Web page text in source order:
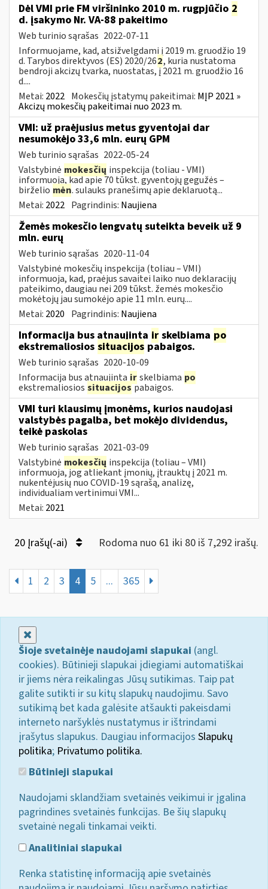
Dėl VMI prie FM viršininko 2010 m. rugpjūčio 2
d. įsakymo Nr. VA-88 pakeitimo
Web turinio sąrašas 2022-07-11
Informuojame, kad, atsižvelgdami į 2019 m. gruodžio 19
d. Tarybos direktyvos (ES) 2020/262, kuria nustatoma
bendroji akcizų tvarka, nuostatas, į 2021 m. gruodžio 16
d....
Metai: 2022 Mokesčių įstatymų pakeitimai: MĮP 2021 »
Akcizų mokesčių pakeitimai nuo 2023 m.
VMI: už praėjusius metus gyventojai dar
nesumokėjo 33,6 mln. eurų GPM
Web turinio sąrašas 2022-05-24
Valstybinė mokesčių inspekcija (toliau - VMI)
informuoja, kad apie 70 tūkst. gyventojų gegužės –
birželio mėn. sulauks pranešimų apie deklaruotą...
Metai: 2022 Pagrindinis: Naujiena
Žemės mokesčio lengvatų suteikta beveik už 9
mln. eurų
Web turinio sąrašas 2020-11-04
Valstybinė mokesčių inspekcija (toliau – VMI)
informuoja, kad, praėjus savaitei laiko nuo deklaracijų
pateikimo, daugiau nei 209 tūkst. žemės mokesčio
mokėtojų jau sumokėjo apie 11 mln. eurų....
Metai: 2020 Pagrindinis: Naujiena
Informacija bus atnaujinta ir skelbiama po
ekstremaliosios situacijos pabaigos.
Web turinio sąrašas 2020-10-09
Informacija bus atnaujinta irskelbiama po
ekstremaliosios situacijospabaigos.
VMI turi klausimų įmonėms, kurios naudojasi
valstybės pagalba, bet mokėjo dividendus,
teikė paskolas
Web turinio sąrašas 2021-03-09
Valstybinė mokesčių inspekcija (toliau – VMI)
informuoja, jog atliekant įmonių, įtrauktų į 2021 m.
nukentėjusių nuo COVID-19 sąrašą, analizę,
individualiam vertinimui VMI...
Metai: 2021
20 Įrašų(-ai) Rodoma nuo 61 iki 80 iš 7,292 irašų.
1 2 3 4 5 ... 365
Šioje svetainėje naudojami slapukai (angl.
cookies). Būtinieji slapukai įdiegiami automatiškai
ir jiems nėra reikalingas Jūsų sutikimas. Taip pat
galite sutikti ir su kitų slapukų naudojimu. Savo
sutikimą bet kada galėsite atšaukti pakeisdami
interneto naršyklės nustatymus ir ištrindami
įrašytus slapukus. Daugiau informacijos Slapukų
politika; Privatumo politika.
Būtinieji slapukai
Naudojami sklandžiam svetainės veikimui ir įgalina
pagrindines svetainės funkcijas. Be šių slapukų
svetainė negali tinkamai veikti.
Analitiniai slapukai
Renka statistinę informaciją apie svetainės